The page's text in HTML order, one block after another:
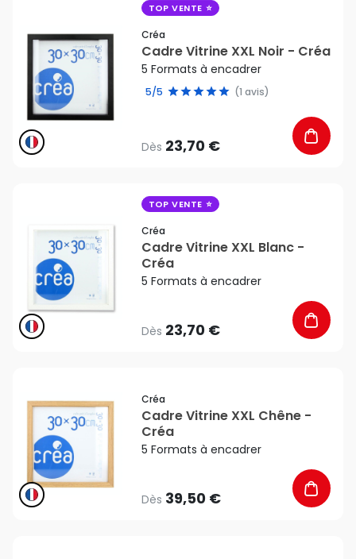
TOP VENTE
Créa
Cadre Vitrine XXL Noir - Créa
5 Formats à encadrer
5/5 (1 avis)
Dès 23,70 €
TOP VENTE
Créa
Cadre Vitrine XXL Blanc -
Créa
5 Formats à encadrer
Dès 23,70 €
Créa
Cadre Vitrine XXL Chêne -
Créa
5 Formats à encadrer
Dès 39,50 €